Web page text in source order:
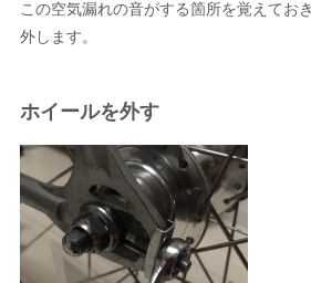
この空気漏れの音がする箇所を覚えてお
外します。
ホイールを外す